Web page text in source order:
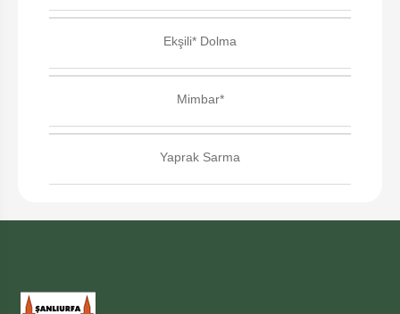
Ekşili* Dolma
Mimbar*
Yaprak Sarma